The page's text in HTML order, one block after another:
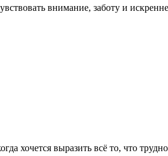
внимание, заботу и
хочется выразить всё то, что